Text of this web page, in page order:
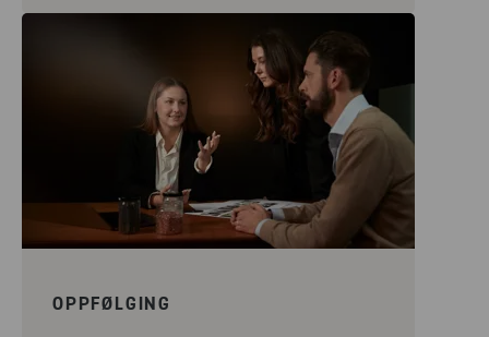
OPPFØLGING